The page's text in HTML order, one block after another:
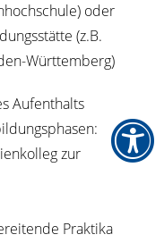
oder
(z.B.
Württemberg)
Aufenthalts
zur
Praktika